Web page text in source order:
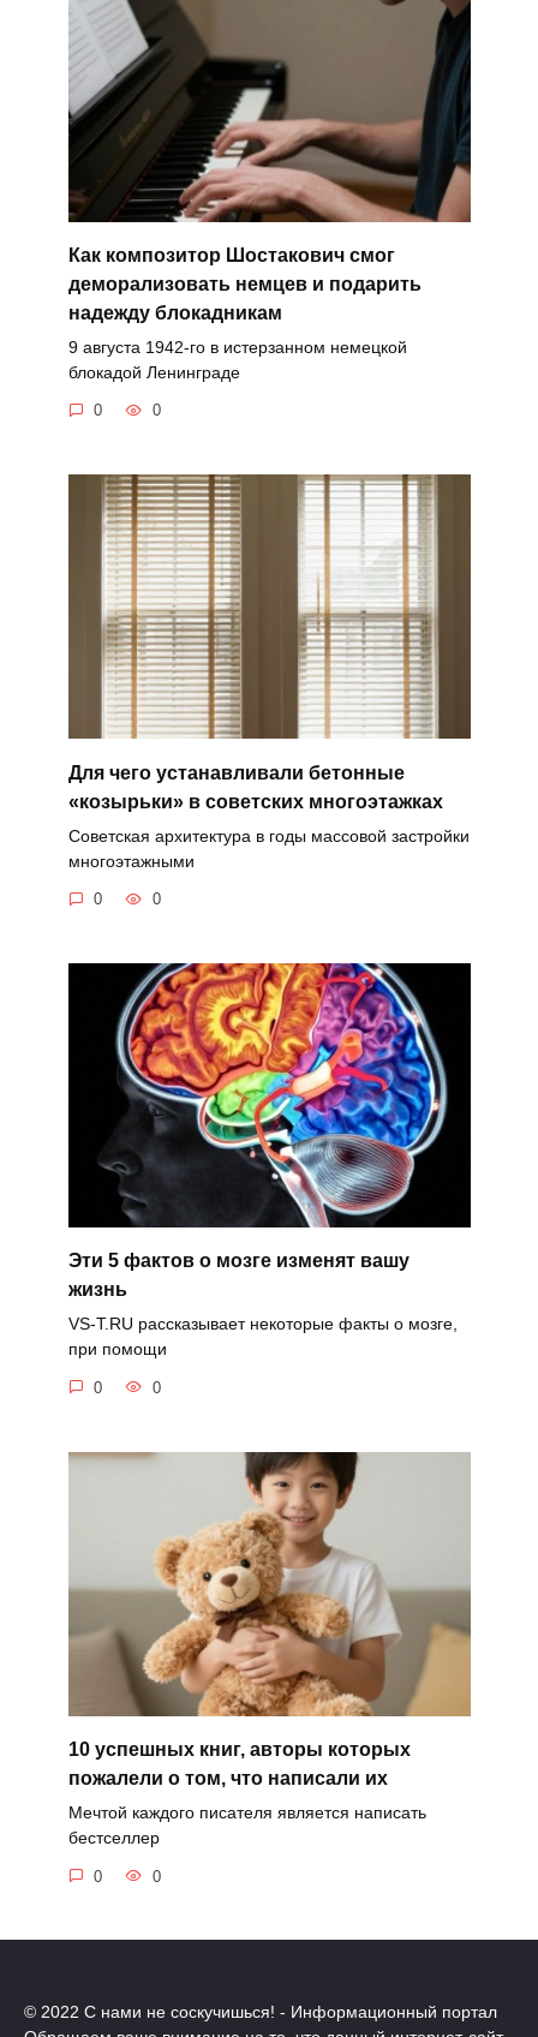
Как композитор Шостакович смог
деморализовать немцев и подарить
надежду блокадникам
9 августа 1942-го в истерзанном немецкой
блокадой Ленинграде
0 0
Для чего устанавливали бетонные
«козырьки» в советских многоэтажках
Советская архитектура в годы массовой застройки
многоэтажными
0 0
Эти 5 фактов о мозге изменят вашу
жизнь
VS-T.RU рассказывает некоторые факты о мозге,
при помощи
0 0
10 успешных книг, авторы которых
пожалели о том, что написали их
Мечтой каждого писателя является написать
бестселлер
0 0
© 2022 С нами не соскучишься! - Информационный портал